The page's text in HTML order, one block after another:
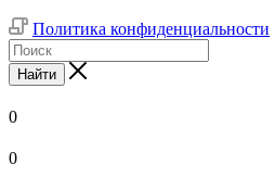
Политика конфиденциальности
Найти
0
0